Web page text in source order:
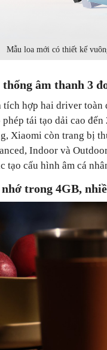
Mẫu loa mới có thiết kế
thống âm thanh 3
tích hợp hai driver toàn
phép tái tạo dải cao
Xiaomi còn trang bị
Indoor và
tạo cấu hình âm cá
nhớ trong 4GB,